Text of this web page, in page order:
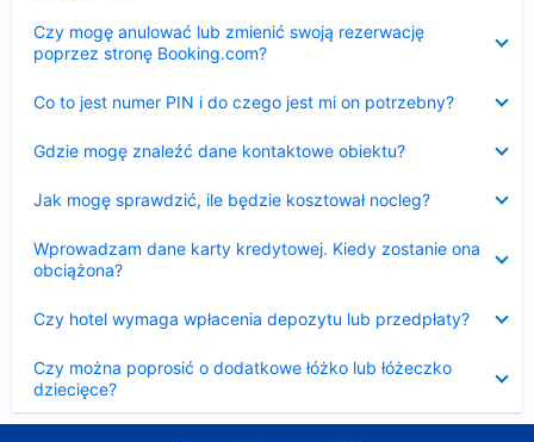
Czy mogę anulować lub zmienić swoją rezerwację
poprzez stronę Booking.com?
Co to jest numer PIN i do czego jest mi on potrzebny?
Gdzie mogę znaleźć dane kontaktowe obiektu?
Jak mogę sprawdzić, ile będzie kosztował nocleg?
Wprowadzam dane karty kredytowej. Kiedy zostanie ona
obciążona?
Czy hotel wymaga wpłacenia depozytu lub przedpłaty?
Czy można poprosić o dodatkowe łóżko lub łóżeczko
dziecięce?